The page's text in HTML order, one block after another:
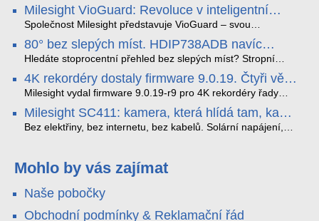
otřesy i náklon. Výsledkem není jen čára na mapě, ale
podrobný datový příběh celé cesty.
v oblasti kontroly přístupu – moderní a vysoce univerzální
čtečky HID Signo.
Milesight VioGuard: Revoluce v inteligentní
detekci dopravních přestupků
Společnost Milesight představuje VioGuard – svou
dopravních přestupků. Tento systém, poháněný
sofistikovanými algoritmy umělé inteligence (AI), je navržen
tak, aby poskytoval komplexní nástroje pro vymáhání
dopravních předpisů, zvyšoval bezpečnost na silnicích a
optimalizoval plynulost dopravy v moderních městech.
80° bez slepých míst. HDIP738ADB navíc
streamuje na YouTube – bez PC.
Hledáte stoprocentní přehled bez slepých míst? Stropní
panoramatická kamera HDIP738ADB skládá obraz ze dvou
4MP senzorů SONY do jednoho čistého 180° záběru bez
zkreslení. K tomu přidává AI detekci osob a vozidel,
YouTube – bez běžícího počítače.
4K rekordéry dostaly firmware 9.0.19. Čtyři věci,
které musíte vědět.
Milesight vydal firmware 9.0.19-r9 pro 4K rekordéry řady
které vám zjednoduší práci – a jedna z nich vám ušetří
spoustu zbytečných výjezdů k zákazníkům.
Milesight SC411: kamera, která hlídá tam, kam
kabel nedosáhne
Bez elektřiny, bez internetu, bez kabelů. Solární napájení,
váš telefon. Podívejte se na video.
Mohlo by vás zajímat
Naše pobočky
Obchodní podmínky & Reklamační řád